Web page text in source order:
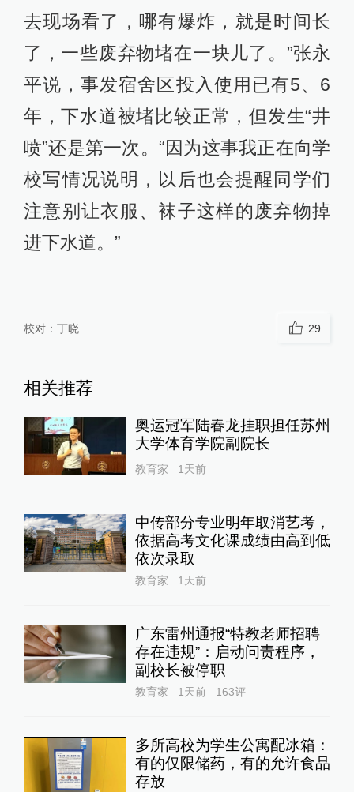
去现场看了，哪有爆炸，就是时间长
了，一些废弃物堵在一块儿了。”张永
平说，事发宿舍区投入使用已有5、6
年，下水道被堵比较正常，但发生“井
喷”还是第一次。“因为这事我正在向学
校写情况说明，以后也会提醒同学们
注意别让衣服、袜子这样的废弃物掉
进下水道。”
校对： 丁晓 29
相关推荐
奥运冠军陆春龙挂职担任苏州
大学体育学院副院长
教育家 1天前
中传部分专业明年取消艺考，
依据高考文化课成绩由高到低
依次录取
教育家 1天前
广东雷州通报“特教老师招聘
存在违规”：启动问责程序，
副校长被停职
教育家 1天前 163评
多所高校为学生公寓配冰箱：
有的仅限储药，有的允许食品
存放